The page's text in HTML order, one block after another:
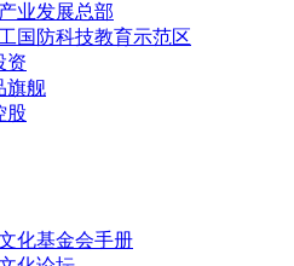
业发展总部
国防科技教育示范区
资
旗舰
股
化基金会手册